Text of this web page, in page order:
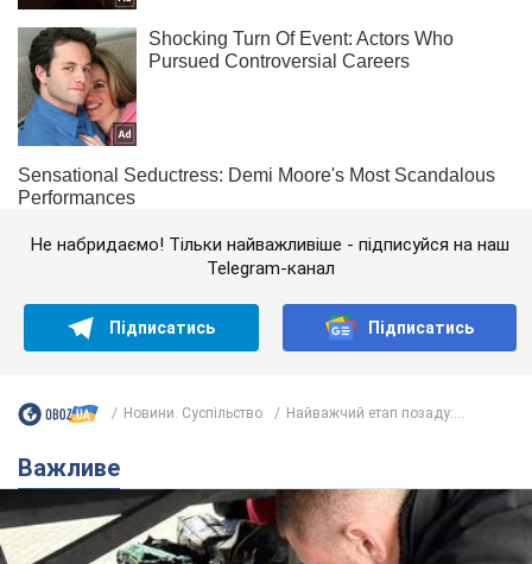
Не набридаємо! Тільки найважливіше - підписуйся на наш
Telegram-канал
Підписатись Підписатись
Новини. Суспільство Найважчий етап позаду:...
Важливе